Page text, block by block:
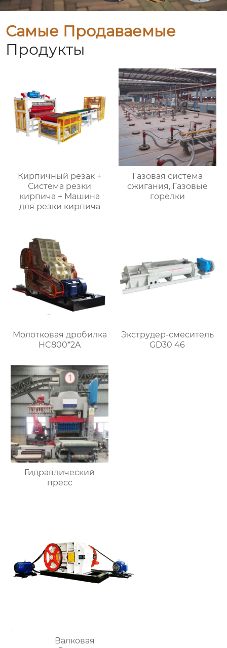
Самые Продаваемые
Продукты
Кирпичный резак +
Система резки
кирпича + Машина
для резки кирпича
Газовая система
сжигания, Газовые
горелки
Молотковая дробилка
HC800*2A
Экструдер-смеситель
GD30 46
Гидравлический
пресс
Валковая